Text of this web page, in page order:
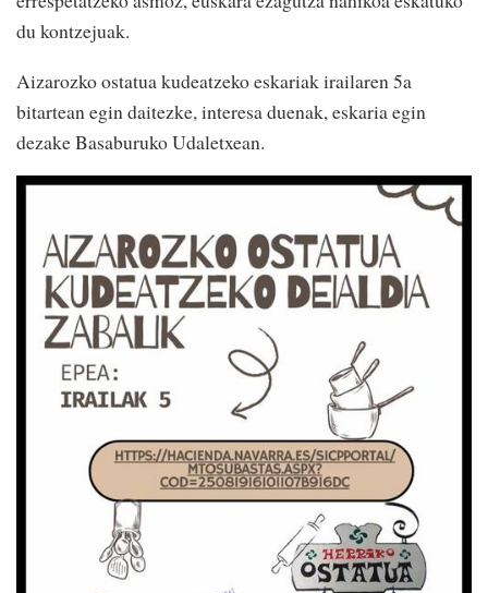
du kontzejuak.
Aizarozko ostatua kudeatzeko eskariak irailaren 5a
bitartean egin daitezke, interesa duenak, eskaria egin
dezake Basaburuko Udaletxean.